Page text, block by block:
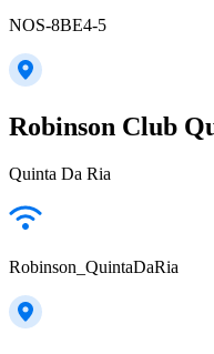
NOS-8BE4-5
Robinson Club
Quinta Da Ria
Robinson_QuintaDaRia